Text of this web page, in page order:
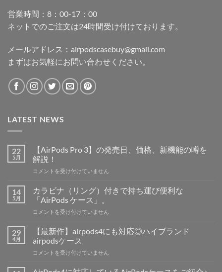
営業時間：8：00-17：00
ネットでのご注文は24時間受け付けております。
メールアドレス： airpodscasebuy@gmail.com
まずはお気軽にお問い合わせください。
LATEST NEWS
22
5月
【AirPods Pro 3】の発売日、価格、新機能の噂を
解説！
【AirPods
3】
の
売
格、
機
コメントを受け付けていません
14
5月
カラビナ（リング）付きで持ち運び便利な
「AirPods ケース」。
カ
（リ
ン
付
コメントを受け付けていません
29
4月
【最新作】airpods4にも対応◎ハイブランド
airpodsケース
【最
作】
コメントを受け付けていません